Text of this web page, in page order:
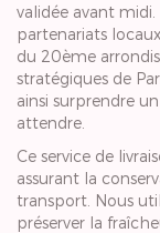
validée avant
partenariats
du 20ème
stratégiques de
ainsi surprendre
attendre.
Ce service de
assurant la
transport. Nous
préserver la